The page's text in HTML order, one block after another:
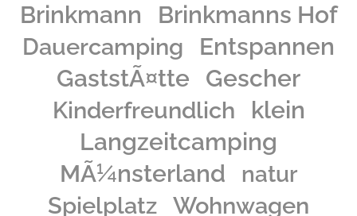
Brinkmann
Brinkmanns Hof
Dauercamping
Entspannen
GaststÃ¤tte
Gescher
Kinderfreundlich
klein
Langzeitcamping
MÃ¼nsterland
natur
Spielplatz Wohnwagen